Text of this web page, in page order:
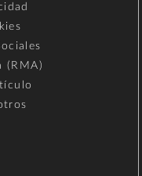
(RMA)